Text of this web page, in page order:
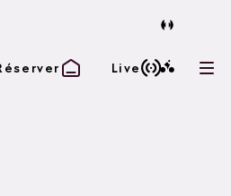
en mode hiver
favoris Live